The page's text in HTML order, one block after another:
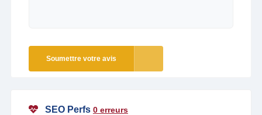
Soumettre votre avis
SEO Perfs 0 erreurs